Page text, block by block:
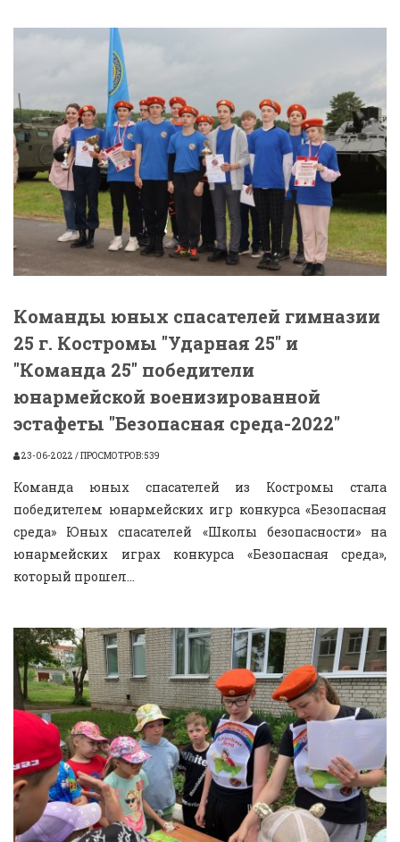
Команды юных спасателей гимназии
25 г. Костромы "Ударная 25" и
"Команда 25" победители
юнармейской военизированной
эстафеты "Безопасная среда-2022"
23-06-2022 / ПРОСМОТРОВ: 539
Команда юных спасателей из Костромы стала
победителем юнармейских игр конкурса «Безопасная
среда» Юных спасателей «Школы безопасности» на
юнармейских играх конкурса «Безопасная среда»,
который прошел...